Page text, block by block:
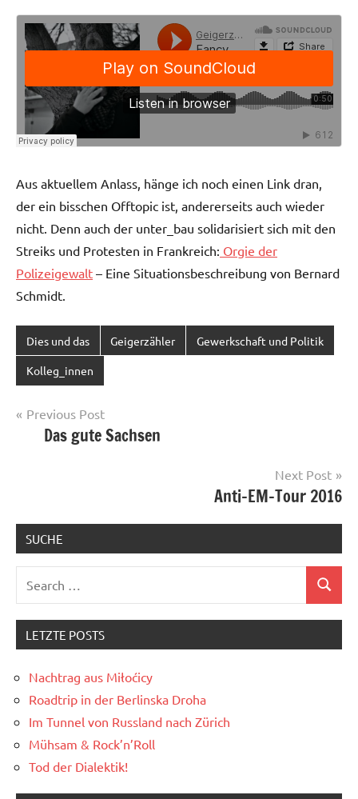
Aus aktuellem Anlass, hänge ich noch einen Link dran,
der ein bisschen Offtopic ist, andererseits auch wieder
nicht. Denn auch der unter_bau solidarisiert sich mit den
Streiks und Protesten in Frankreich: Orgie der
Polizeigewalt – Eine Situationsbeschreibung von Bernard
Schmidt.
Dies und das Geigerzähler Gewerkschaft und Politik
Kolleg_innen
Post
navigation
Previous Post
Das gute Sachsen
Next Post
Anti-EM-Tour 2016
SUCHE
Search
LETZTE POSTS
Nachtrag aus Miłoćicy
Roadtrip in der Berlinska Droha
Im Tunnel von Russland nach Zürich
Mühsam & Rock’n’Roll
Tod der Dialektik!